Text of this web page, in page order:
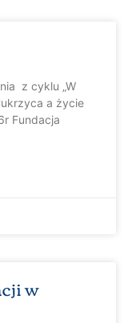
z cyklu „W
a życie
Fundacja
w